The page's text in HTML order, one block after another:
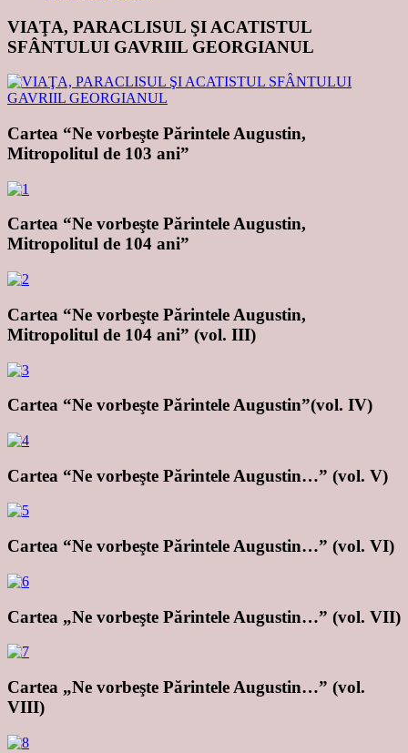
VIAŢA, PARACLISUL ŞI ACATISTUL
SFÂNTULUI GAVRIIL GEORGIANUL
Cartea “Ne vorbeşte Părintele Augustin,
Mitropolitul de 103 ani”
Cartea “Ne vorbeşte Părintele Augustin,
Mitropolitul de 104 ani”
Cartea “Ne vorbeşte Părintele Augustin,
Mitropolitul de 104 ani” (vol. III)
Cartea “Ne vorbeşte Părintele Augustin”(vol. IV)
Cartea “Ne vorbeşte Părintele Augustin…” (vol. V)
Cartea “Ne vorbeşte Părintele Augustin…” (vol. VI)
Cartea „Ne vorbeşte Părintele Augustin…” (vol. VII)
Cartea „Ne vorbeşte Părintele Augustin…” (vol.
VIII)